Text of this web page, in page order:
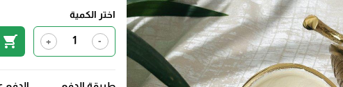
اختر الكمية
-
+
shopping_cart